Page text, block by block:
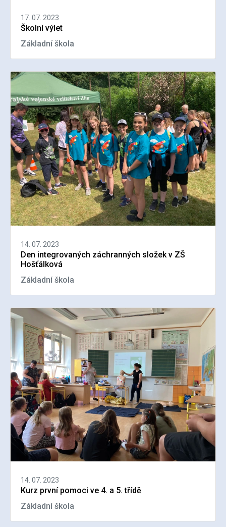
17. 07. 2023
Školní výlet
Základní škola
14. 07. 2023
Den integrovaných záchranných složek v ZŠ
Hošťálková
Základní škola
14. 07. 2023
Kurz první pomoci ve 4. a 5. třídě
Základní škola